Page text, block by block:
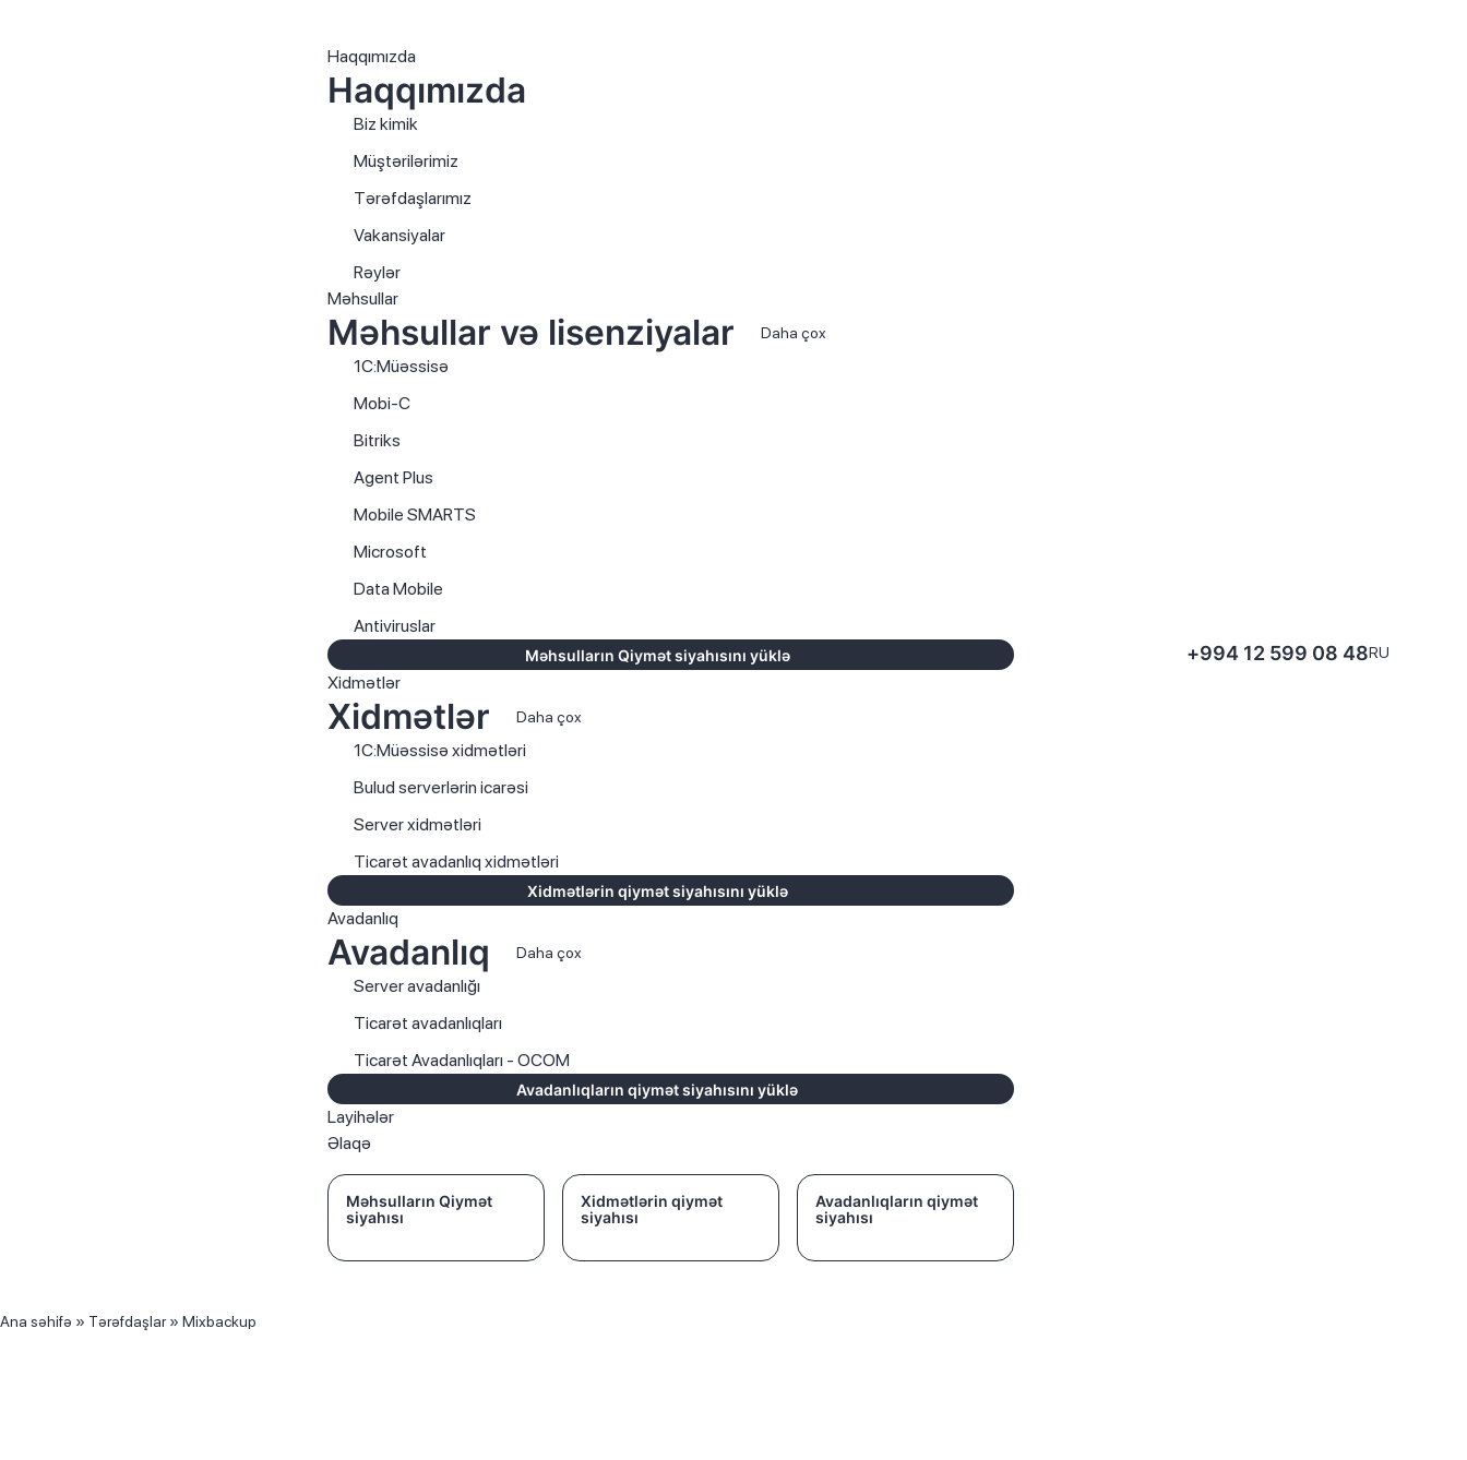
Haqqımızda
Haqqımızda
Biz kimik
Müştərilərimiz
Tərəfdaşlarımız
Vakansiyalar
Rəylər
Məhsullar
Məhsullar və lisenziyalar Daha çox
1C:Müəssisə
Mobi-C
Bitriks
Agent Plus
Mobile SMARTS
Microsoft
Data Mobile
Antiviruslar
Məhsulların Qiymət siyahısını yüklə
Xidmətlər
Xidmətlər Daha çox
1C:Müəssisə xidmətləri
Bulud serverlərin icarəsi
Server xidmətləri
Ticarət avadanlıq xidmətləri
Xidmətlərin qiymət siyahısını yüklə
Avadanlıq
Avadanlıq Daha çox
Server avadanlığı
Ticarət avadanlıqları
Ticarət Avadanlıqları - OCOM
Avadanlıqların qiymət siyahısını yüklə
Layihələr
Əlaqə
Məhsulların Qiymət
siyahısı
Xidmətlərin qiymət
siyahısı
Avadanlıqların qiymət
siyahısı
+994 12 599 08 48RU
Ana səhifə » Tərəfdaşlar» Mixbackup